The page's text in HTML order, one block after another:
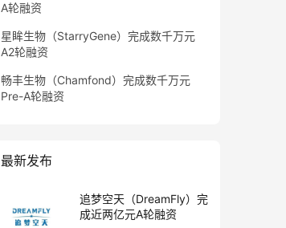
A轮融资
星眸生物（StarryGene）完成数千万元
A2轮融资
畅丰生物（Chamfond）完成数千万元
Pre-A轮融资
最新发布
追梦空天（DreamFly）完
成近两亿元A轮融资